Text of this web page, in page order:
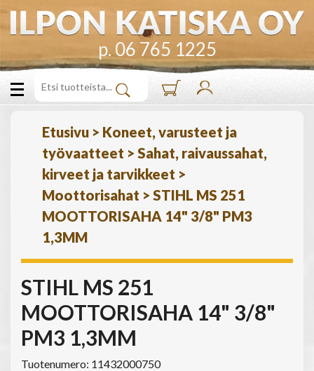
p. 06 765 1225
Etusivu > Koneet, varusteet ja
työvaatteet > Sahat, raivaussahat,
kirveet ja tarvikkeet >
Moottorisahat > STIHL MS 251
MOOTTORISAHA 14" 3/8" PM3
1,3MM
STIHL MS 251
MOOTTORISAHA 14" 3/8"
PM3 1,3MM
Tuotenumero: 11432000750